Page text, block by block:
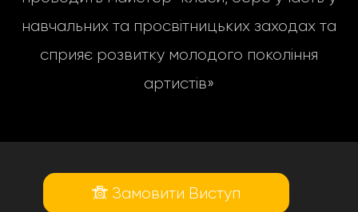
навчальних та просвітницьких заходах та
сприяє розвитку молодого покоління
артистів»
Замовити Виступ